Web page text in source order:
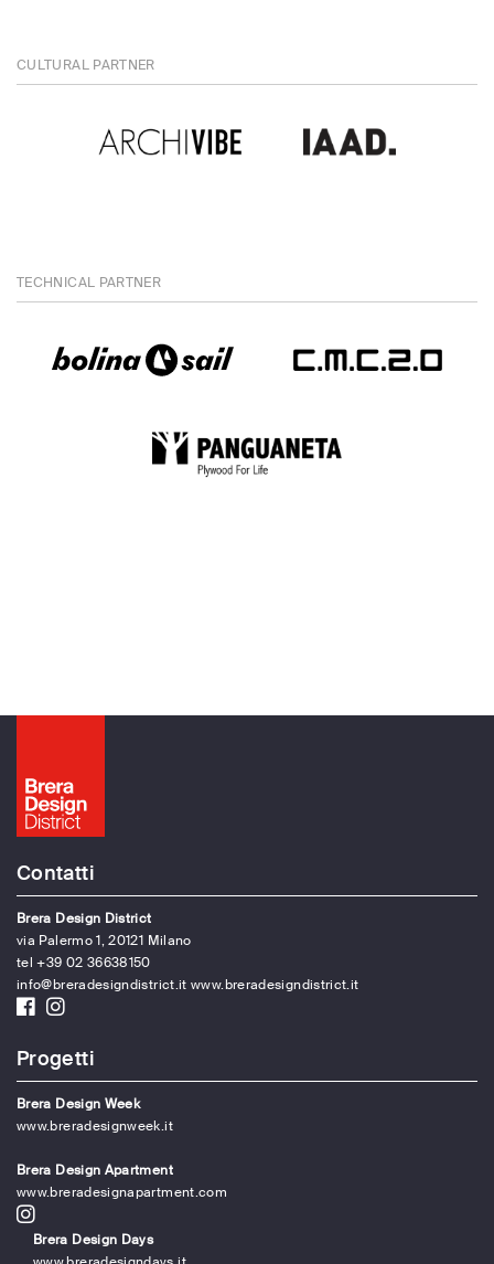
CULTURAL PARTNER
TECHNICAL PARTNER
Contatti
Brera Design District
via Palermo 1, 20121 Milano
tel +39 02 36638150
info@breradesigndistrict.it www.breradesigndistrict.it
Progetti
Brera Design Week
www.breradesignweek.it
Brera Design Apartment
www.breradesignapartment.com
Brera Design Days